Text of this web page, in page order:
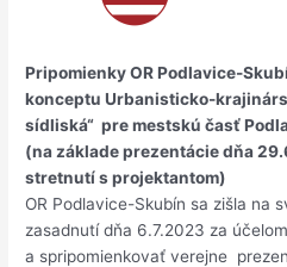
Pripomienky OR Podlavice-
konceptu Urbanisticko-
sídliská“ pre mestskú časť
(na základe prezentácie dňa
stretnutí s projektantom)
OR Podlavice-Skubín sa zišla na
zasadnutí dňa 6.7.2023 za
a spripomienkovať verejne